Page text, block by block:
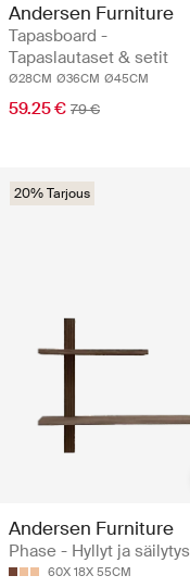
Andersen Furniture
Tapasboard -
Tapaslautaset & setit
Ø28CM Ø36CM Ø45CM
59.25 € 79 €
20% Tarjous
Andersen Furniture
Phase - Hyllyt ja säilytys
60X 18X 55CM